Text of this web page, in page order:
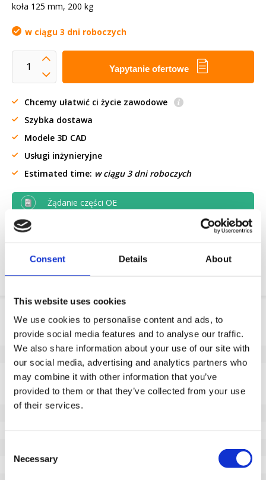
Consent Details About
This website uses cookies
We use cookies to personalise content and ads, to
provide social media features and to analyse our traffic.
We also share information about your use of our site with
our social media, advertising and analytics partners who
may combine it with other information that you’ve
provided to them or that they’ve collected from your use
of their services.
Selection
Necessary
koła 125 mm, 200 kg
w ciągu 3 dni roboczych
Yapytanie ofertowe
Chcemy ułatwić ci życie zawodowe
Szybka dostawa
Modele 3D CAD
Usługi inżynieryjne
Estimated time: w ciągu 3 dni roboczych
Żądanie części OE
Odpornosc chemiczna
Informacje o produkcie
SKU
100116121
EAN
8718116076308
Dane techniczne
Niebrudzący bieżnik
Nie
Szerokość koła (mm)
38
Typ łożyska